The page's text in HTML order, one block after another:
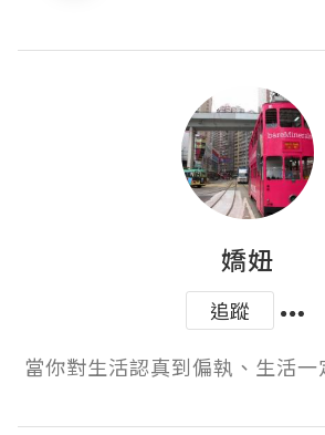
嬌妞
追蹤
當你對生活認真到偏執、生活一